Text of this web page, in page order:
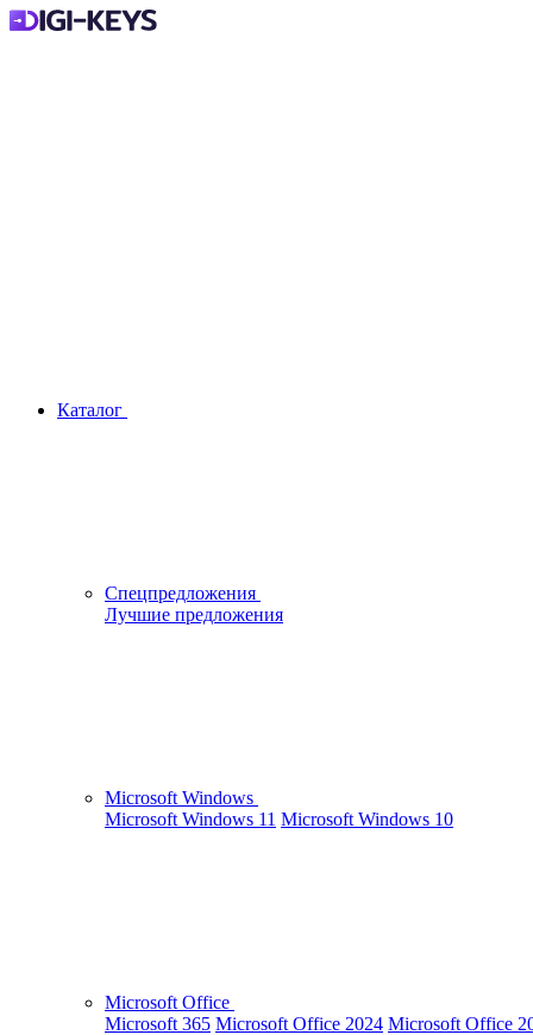
Каталог
Спецпредложения
Лучшие предложения
Microsoft Windows
Microsoft Windows 11 Microsoft Windows 10
Microsoft Office
Microsoft 365 Microsoft Office 2024 Microsoft Office